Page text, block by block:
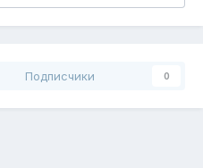
Подписчики 0